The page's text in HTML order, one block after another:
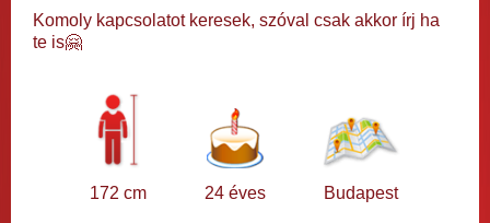
Komoly kapcsolatot keresek, szóval csak akkor írj ha
te is🤗
172 cm 24 éves Budapest